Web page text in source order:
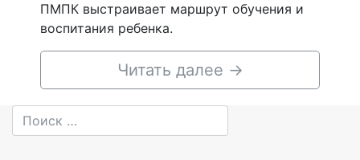
ПМПК выстраивает маршрут обучения и
воспитания ребенка.
Читать далее →